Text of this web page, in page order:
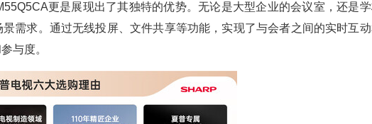
更是展现出了其独特的优势。无论是大型企业的会议室，还是
需求。通过无线投屏、文件共享等功能，实现了与会者之间的实时互
与度。